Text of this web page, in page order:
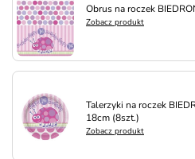
Obrus na roczek
Zobacz produkt
Talerzyki na roczek
18cm (8szt.)
Zobacz produkt